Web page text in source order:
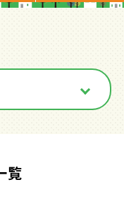
覧